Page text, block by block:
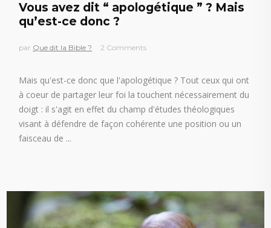
Vous avez dit “ apologétique ” ? Mais
qu’est-ce donc ?
par Que dit la Bible ? 2 Comments
Mais qu'est-ce donc que l'apologétique ? Tout ceux qui ont
à coeur de partager leur foi la touchent nécessairement du
doigt : il s'agit en effet du champ d'études théologiques
visant à défendre de façon cohérente une position ou un
faisceau de